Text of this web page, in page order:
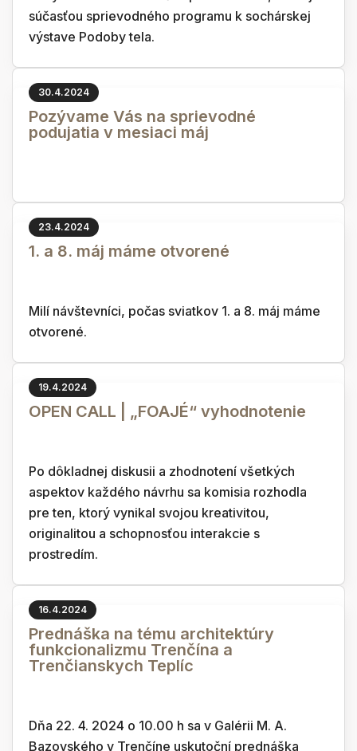
súčasťou sprievodného programu k sochárskej
výstave Podoby tela.
30.4.2024
Pozývame Vás na sprievodné
podujatia v mesiaci máj
23.4.2024
1. a 8. máj máme otvorené
Milí návštevníci, počas sviatkov 1. a 8. máj máme
otvorené.
19.4.2024
OPEN CALL | „FOAJÉ“ vyhodnotenie
Po dôkladnej diskusii a zhodnotení všetkých
aspektov každého návrhu sa komisia rozhodla
pre ten, ktorý vynikal svojou kreativitou,
originalitou a schopnosťou interakcie s
prostredím.
16.4.2024
Prednáška na tému architektúry
funkcionalizmu Trenčína a
Trenčianskych Teplíc
Dňa 22. 4. 2024 o 10.00 h sa v Galérii M. A.
Bazovského v Trenčíne uskutoční prednáška